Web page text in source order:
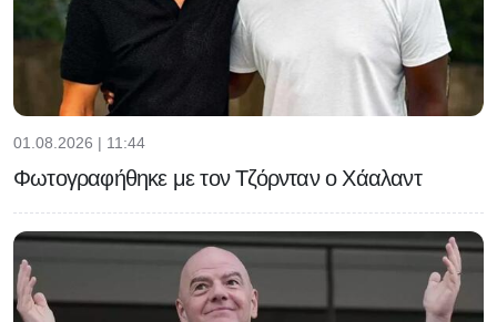
01.08.2026 | 11:44
Φωτογραφήθηκε με τον Τζόρνταν ο Χάαλαντ